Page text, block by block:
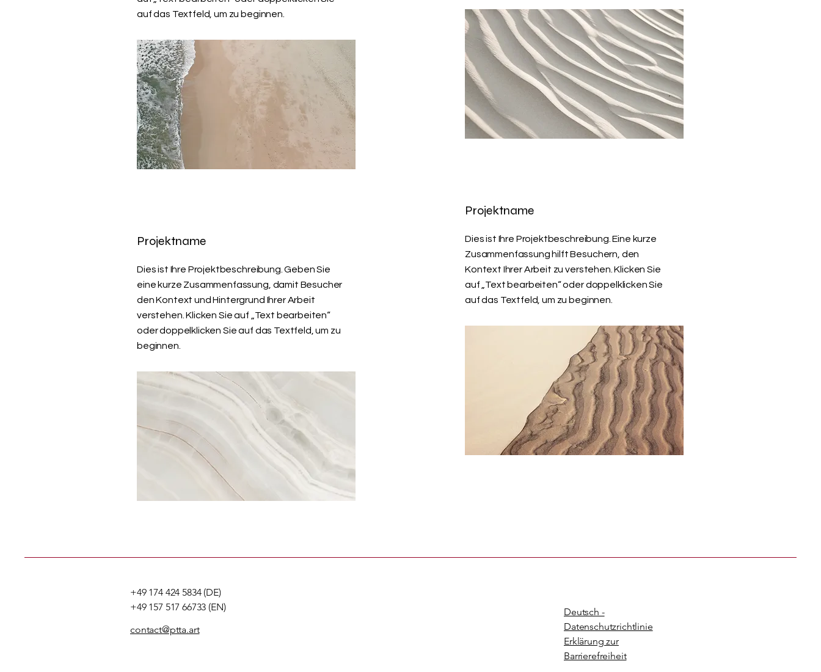
auf das Textfeld, um zu beginnen.
Projektname
Dies ist Ihre Projektbeschreibung. Geben Sie
eine kurze Zusammenfassung, damit Besucher
den Kontext und Hintergrund Ihrer Arbeit
verstehen. Klicken Sie auf „Text bearbeiten“
oder doppelklicken Sie auf das Textfeld, um zu
beginnen.
Projektname
Dies ist Ihre Projektbeschreibung. Eine kurze
Zusammenfassung hilft Besuchern, den
Kontext Ihrer Arbeit zu verstehen. Klicken Sie
auf „Text bearbeiten“ oder doppelklicken Sie
auf das Textfeld, um zu beginnen.
+49 174 424 5834 (DE)
+49 157 517 66733 (EN)
contact@ptta.art
Deutsch -
Datenschutzrichtlinie
Erklärung zur
Barrierefreiheit